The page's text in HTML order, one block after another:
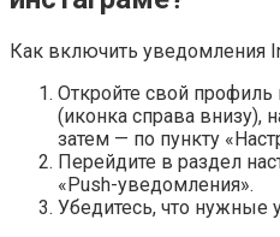
Как включить уведомления
Откройте свой
(иконка справа внизу),
затем — по пункту
Перейдите в раздел
«Push-уведомления».
Убедитесь, что